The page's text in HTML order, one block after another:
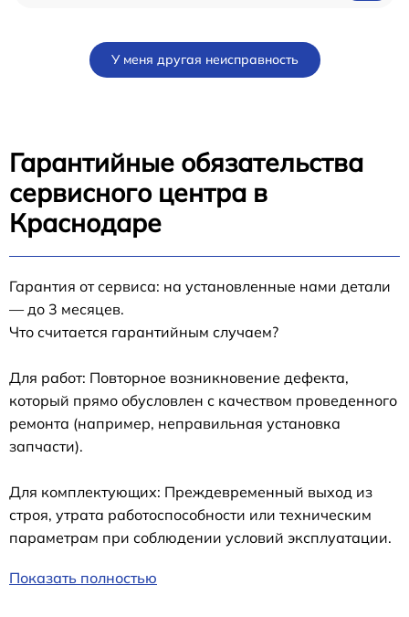
У меня другая неисправность
Гарантийные обязательства
сервисного центра в
Краснодаре
Гарантия от сервиса: на установленные нами детали
— до 3 месяцев.
Что считается гарантийным случаем?
Для работ: Повторное возникновение дефекта,
который прямо обусловлен с качеством проведенного
ремонта (например, неправильная установка
запчасти).
Для комплектующих: Преждевременный выход из
строя, утрата работоспособности или техническим
параметрам при соблюдении условий эксплуатации.
Показать полностью